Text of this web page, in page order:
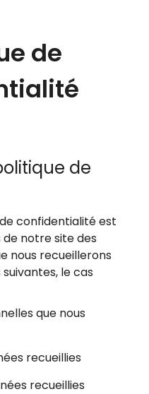
de
de
confidentialité est
notre site des
nous recueillerons
le cas
que nous
recueillies
recueillies